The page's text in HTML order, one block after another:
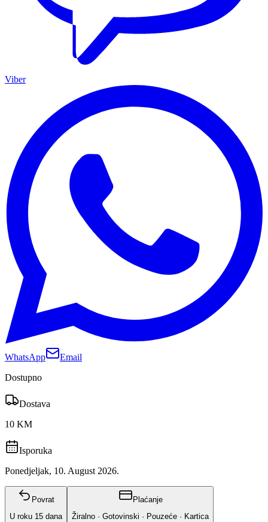
Viber
WhatsApp
Email
Dostupno
Dostava
10 KM
Isporuka
Ponedjeljak, 10. August 2026.
Povrat
U roku 15 dana
Plaćanje
Žiralno · Gotovinski · Pouzeće · Kartica